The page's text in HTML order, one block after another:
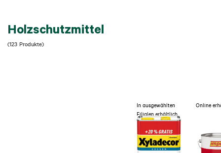
Holzschutzmittel
(123 Produkte)
In ausgewählten
Filialen erhältlich
Online